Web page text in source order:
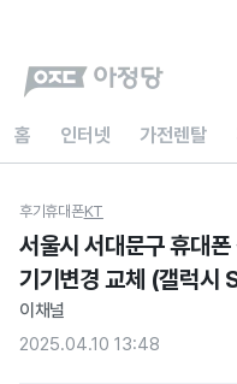
홈 인터넷 가전렌탈
후기휴대폰KT
서울시 서대문구 휴대
기기변경 교체 (갤럭
현금지원 아정당 내돈내
이채널
2025.04.10 13:48